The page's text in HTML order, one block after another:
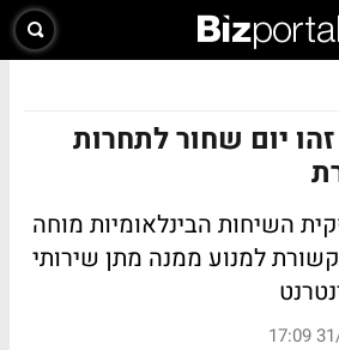
יום שחור לתחרות
השיחות הבינלאומיות מוחה
למנוע ממנה מתן שירותי
31/